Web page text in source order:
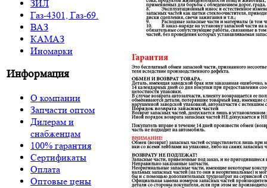
ЗИЛ
Газ-4301, Газ-69.
ВАЗ
КАМАЗ
Иномарки
Информация
О компании
Запчасти оптом
Дилерам и
снабженцам
100% гарантия
Сертификаты
Оплата
Оптовые цены